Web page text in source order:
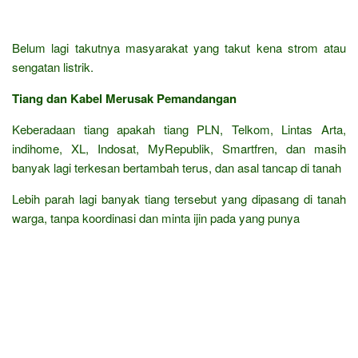
Belum lagi takutnya masyarakat yang takut kena strom atau
sengatan listrik.
Tiang dan Kabel Merusak Pemandangan
Keberadaan tiang apakah tiang PLN, Telkom, Lintas Arta,
indihome, XL, Indosat, MyRepublik, Smartfren, dan masih
banyak lagi terkesan bertambah terus, dan asal tancap di tanah
Lebih parah lagi banyak tiang tersebut yang dipasang di tanah
warga, tanpa koordinasi dan minta ijin pada yang punya